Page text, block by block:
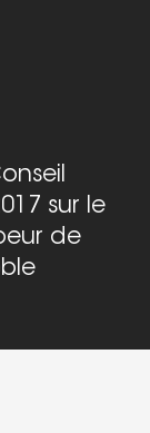
sur le
de